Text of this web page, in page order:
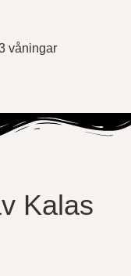
våningar
Kalas